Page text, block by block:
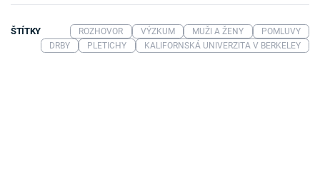
ŠTÍTKY ROZHOVOR VÝZKUM MUŽI A ŽENY
POMLUVY
DRBY
PLETICHY KALIFORNSKÁ UNIVERZITA V BERKELEY